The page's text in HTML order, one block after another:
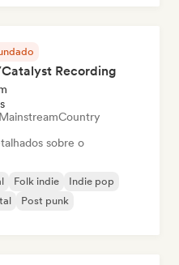
Recording
Country
sobre o
Folk indie
Indie pop
Post punk